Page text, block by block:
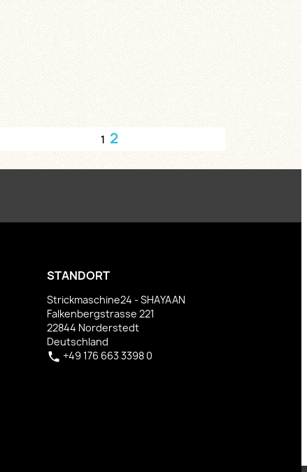
1 2
STANDORT
Strickmaschine24 - SHAYAAN
Falkenbergstrasse 221
22844 Norderstedt
Deutschland
 +49 176 663 3398 0